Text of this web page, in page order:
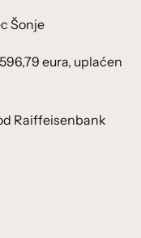
Šonje
eura, uplaćen
Raiffeisenbank